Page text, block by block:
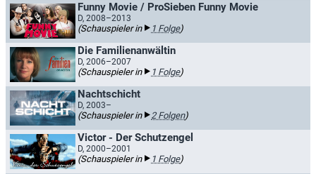
Funny Movie / ProSieben Funny Movie
D, 2008–2013
(Schauspieler in 1 Folge)
Die Familienanwältin
D, 2006–2007
(Schauspieler in 1 Folge)
Nachtschicht
D, 2003–
(Schauspieler in 2 Folgen)
Victor - Der Schutzengel
D, 2000–2001
(Schauspieler in 1 Folge)